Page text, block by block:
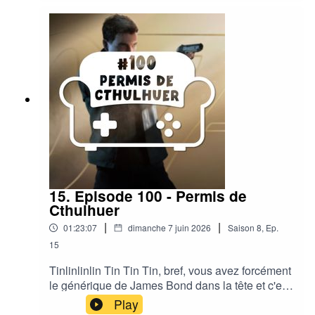
pas de vous envoyer plein de bonnes ondes
pour cet été ! --------------------------------------------------
---Discord - https://discord.gg/eUTA6CB2hKLe
site - www.coopetcanap.comTwitch
- https://twitch.tv/coopetcanapTwitter
- https://twitter.com/CoopEtCanapMusic by
Adhesive Wombat -
www.soundcloud.com/adhesivewombat
15. Episode 100 - Permis de
Cthulhuer
01:23:07 | dimanche 7 juin 2026 | Saison 8, Ep.
15
Tinlinlinlin Tin Tin Tin, bref, vous avez forcément
le générique de James Bond dans la tête et c'est
tant mieux car figurez vous que c'est justement
Play